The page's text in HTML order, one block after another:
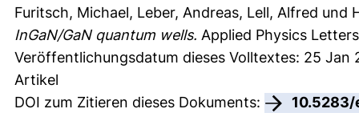
Furitsch, Michael, Leber, Andreas, Lell, Alfred und
InGaN/GaN quantum wells. Applied Physics
Veröffentlichungsdatum dieses Volltextes: 25 Jan
Artikel
DOI zum Zitieren dieses Dokuments:
10.5283/